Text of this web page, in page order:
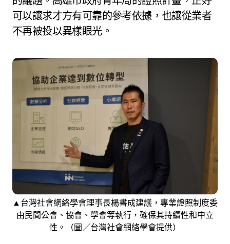
可以讓求才方有可靠的參考依據，也讓從業者
不再被投以異樣眼光。
▲台灣社會網絡學會理事長楊書成建議，專業證照制度委
由民間公會、協會、學會等執行，確保其持續性和中立
性。（圖／台灣社會網絡學會提供）